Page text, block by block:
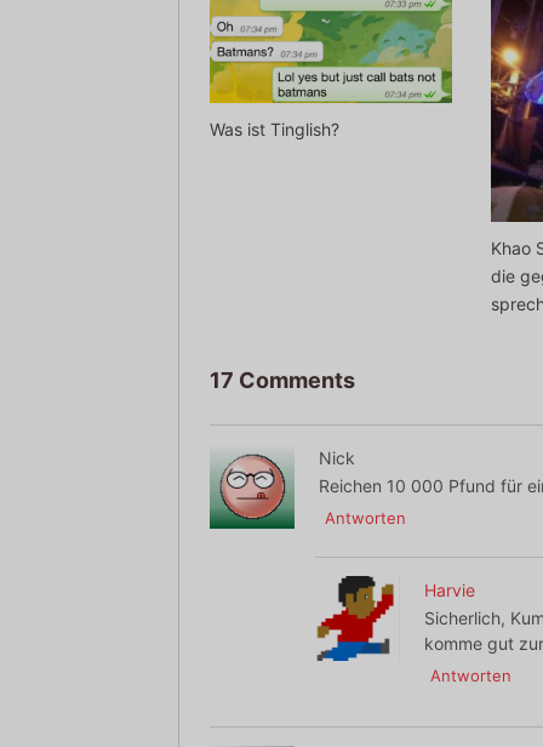
Was ist Tinglish?
Khao
die
17 Comments
Nick
Reichen 10 000 Pfund für
Antworten
Harvie
Sicherlich,
komme gut
Antworten